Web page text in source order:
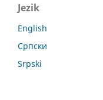
Jezik
English
Српски
Srpski